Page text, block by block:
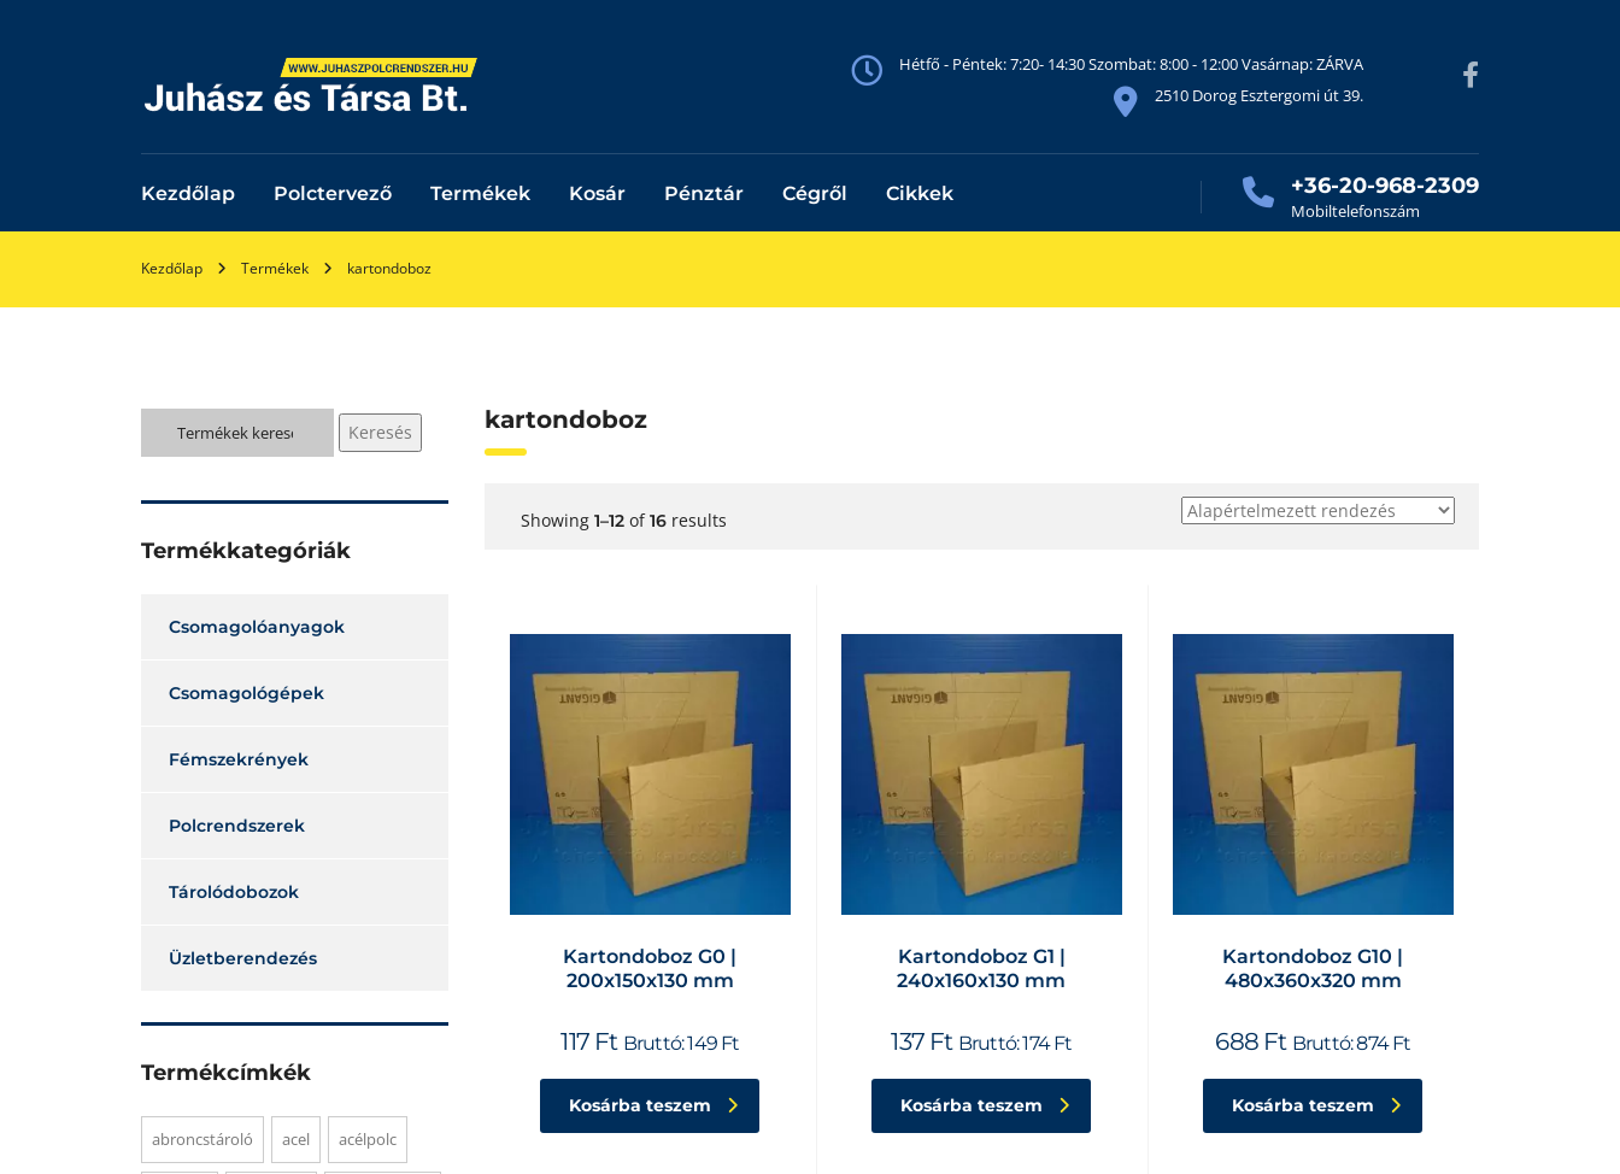
Hétfő - Péntek: 7:20- 14:30 Szombat: 8:00 - 12:00 Vasárnap: ZÁRVA
2510 Dorog Esztergomi út 39.
Kezdőlap Polctervező Termékek Kosár Pénztár Cégről Cikkek +36-20-968-2309
Mobiltelefonszám
Kezdőlap Termékek kartondoboz
kartondoboz
Showing 1–12 of16 results
Kartondoboz G0 |
200x150x130 mm
117 Ft Bruttó:149 Ft
Kosárba teszem
Kartondoboz G1 |
240x160x130 mm
137 Ft Bruttó:174Ft
Kosárba teszem
Kartondoboz G10 |
480x360x320 mm
688 Ft Bruttó:874Ft
Kosárba teszem
Keresés
a
Keresés
Termékkategóriák
Csomagolóanyagok
Csomagológépek
Fémszekrények
Polcrendszerek
Tárolódobozok
Üzletberendezés
Termékcímkék
abroncstároló acel acélpolc